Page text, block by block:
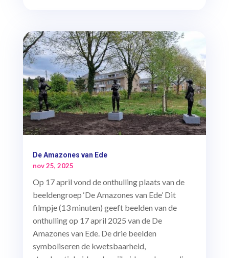
De Amazones van Ede
nov 25, 2025
Op 17 april vond de onthulling plaats van de
beeldengroep ‘De Amazones van Ede’ Dit
filmpje (13 minuten) geeft beelden van de
onthulling op 17 april 2025 van de De
Amazones van Ede. De drie beelden
symboliseren de kwetsbaarheid,